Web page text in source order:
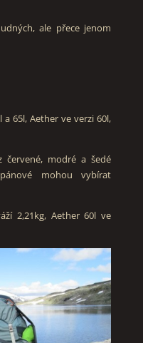
ale přece jenom
a 65l, Aether ve verzi 60l,
modré a šedé
mohou vybírat
2,21kg, Aether 60l ve